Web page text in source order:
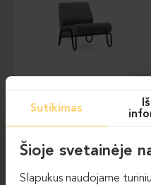
NOTI-KORI
Sutikimas
Šioje svetainėje
Slapukus naudojame